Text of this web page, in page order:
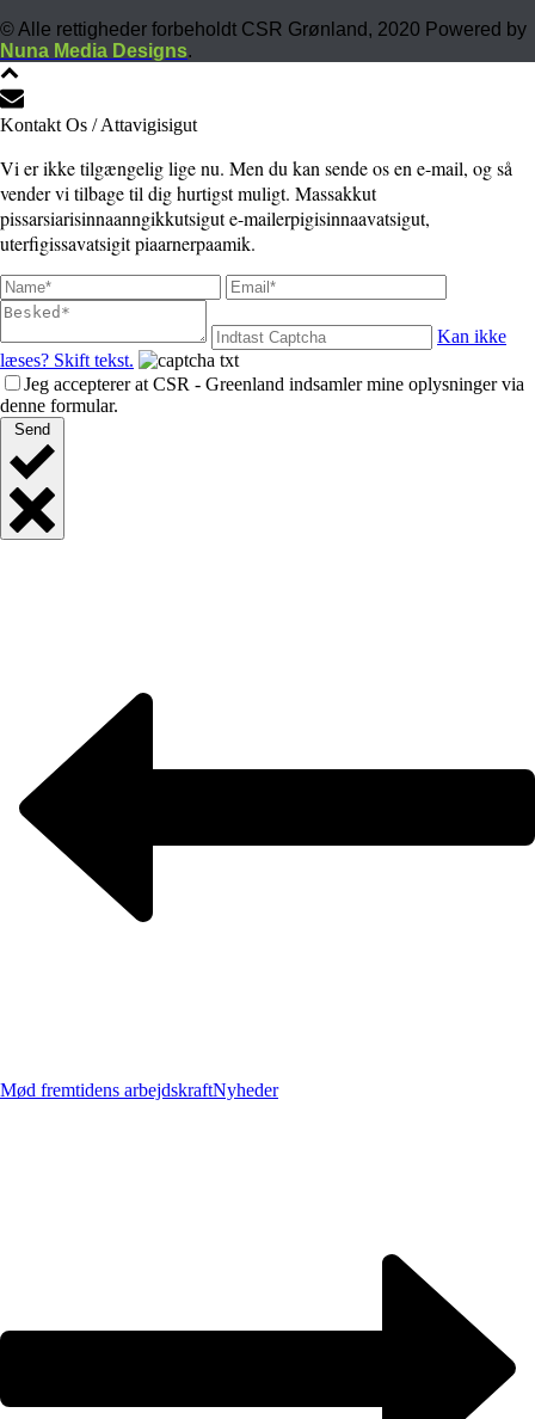
© Alle rettigheder forbeholdt CSR Grønland, 2020 Powered by
Nuna Media Designs.
Kontakt Os / Attavigisigut
Vi er ikke tilgængelig lige nu. Men du kan sende os en e-mail, og så
vender vi tilbage til dig hurtigst muligt. Massakkut
pissarsiarisinnaanngikkutsigut e-mailerpigisinnaavatsigut,
uterfigissavatsigit piaarnerpaamik.
Kan ikke
læses? Skift tekst.
Jeg accepterer at CSR - Greenland indsamler mine oplysninger via
denne formular.
Send
Mød fremtidens arbejdskraftNyheder